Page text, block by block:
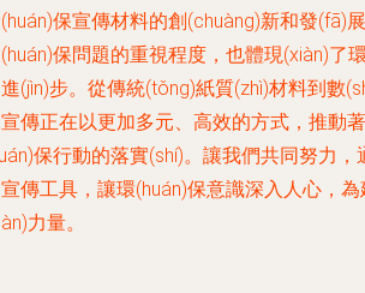
保宣傳材料的創(chuàng)新和發(fā)
保問題的重視程度，也體現(xiàn)了
(jìn)步。從傳統(tǒng)紙質(zhì)材料到數
傳正在以更加多元、高效的方式，推動
保行動的落實(shí)。讓我們共同努力
傳工具，讓環(huán)保意識深入人心，
力量。